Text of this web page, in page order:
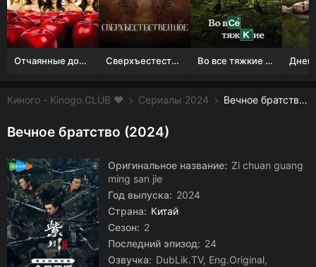
Отчаянные домохозяйки (1 сезон) Сверхъестественное Во все тяжкие 1-5 сезон
Киного - Kinogo.CLUB ❤️ Сериалы 2024 Вечное братство смотреть онлайн бесплатно
Вечное братство (2024)
Оригинальное название: Zi chuan guang
ming san jie
Год выпуска: 2024
Страна: Китай
Сезон: 2
Последний эпизод: 24
Озвучка: DubLik.TV, Eng.Original,